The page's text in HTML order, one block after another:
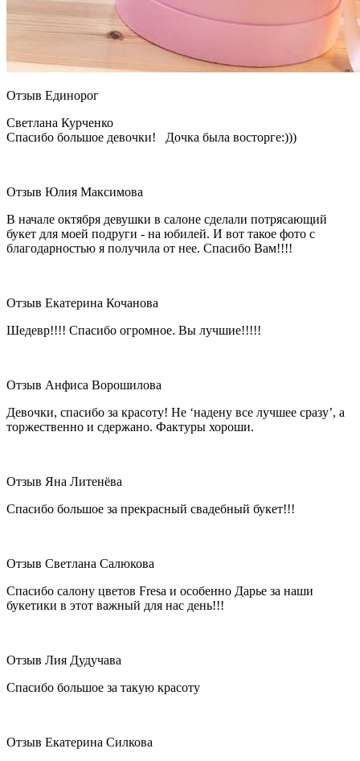
Отзыв Единорог
Светлана Курченко
Спасибо большое девочки! Дочка была восторге:)))
Отзыв Юлия Максимова
В начале октября девушки в салоне сделали потрясающий
букет для моей подруги - на юбилей. И вот такое фото с
благодарностью я получила от нее. Спасибо Вам!!!!
Отзыв Екатерина Кочанова
Шедевр!!!! Спасибо огромное. Вы лучшие!!!!!
Отзыв Анфиса Ворошилова
Девочки, спасибо за красоту! Не ‘надену все лучшее сразу’, а
торжественно и сдержано. Фактуры хороши.
Отзыв Яна Литенёва
Спасибо большое за прекрасный свадебный букет!!!
Отзыв Светлана Салюкова
Спасибо салону цветов Fresa и особенно Дарье за наши
букетики в этот важный для нас день!!!
Отзыв Лия Дудучава
Спасибо большое за такую красоту
Отзыв Екатерина Силкова